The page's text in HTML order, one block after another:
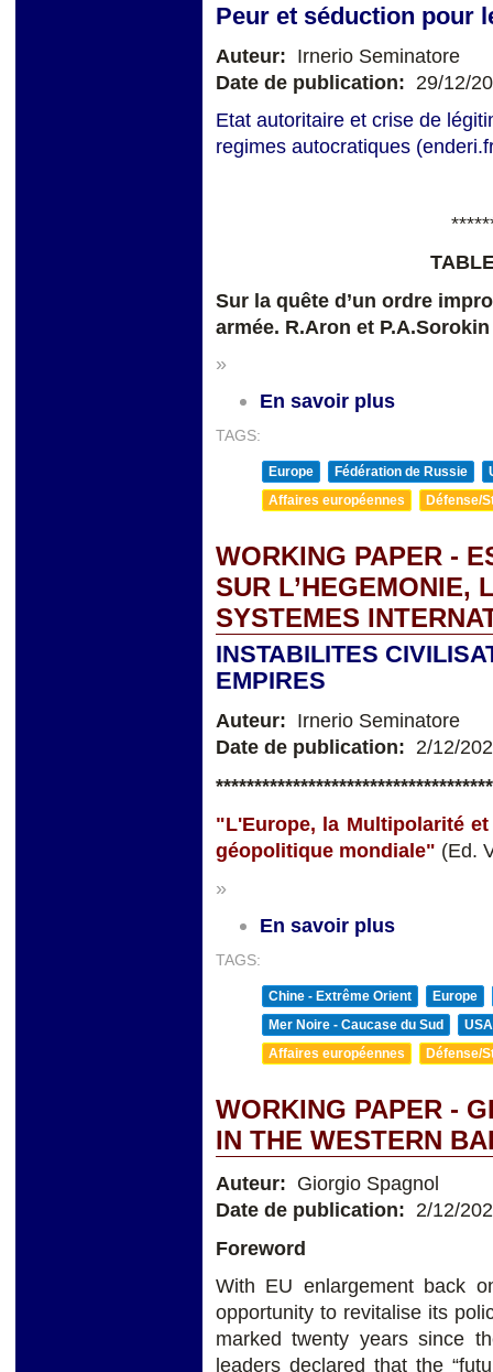
Peur et séduction pour
Auteur: Irnerio Seminatore
Date de publication: 29/12/
Etat autoritaire et crise de
regimes autocratiques
Sur la quête d’un ordre
armée. R.Aron et P.A.Sorokin
»
En savoir plus
TAGS:
Europe Fédération de Russie
Affaires européennes
Défense/
WORKING PAPER -
SUR L’HEGEMONIE,
SYSTEMES
INSTABILITES
EMPIRES
Auteur: Irnerio Seminatore
Date de publication: 2/12/
**
"L'Europe, la Multipolarité
géopolitique mondiale" (Ed.
»
En savoir plus
TAGS:
Chine - Extrême Orient
Europe
Mer Noire - Caucase du Sud
USA
Affaires européennes
Défense/
WORKING PAPER -
IN THE WESTERN
Auteur: Giorgio Spagnol
Date de publication: 2/12/
Foreword
With EU enlargement back
opportunity to revitalise its
marked twenty years since
leaders declared that the